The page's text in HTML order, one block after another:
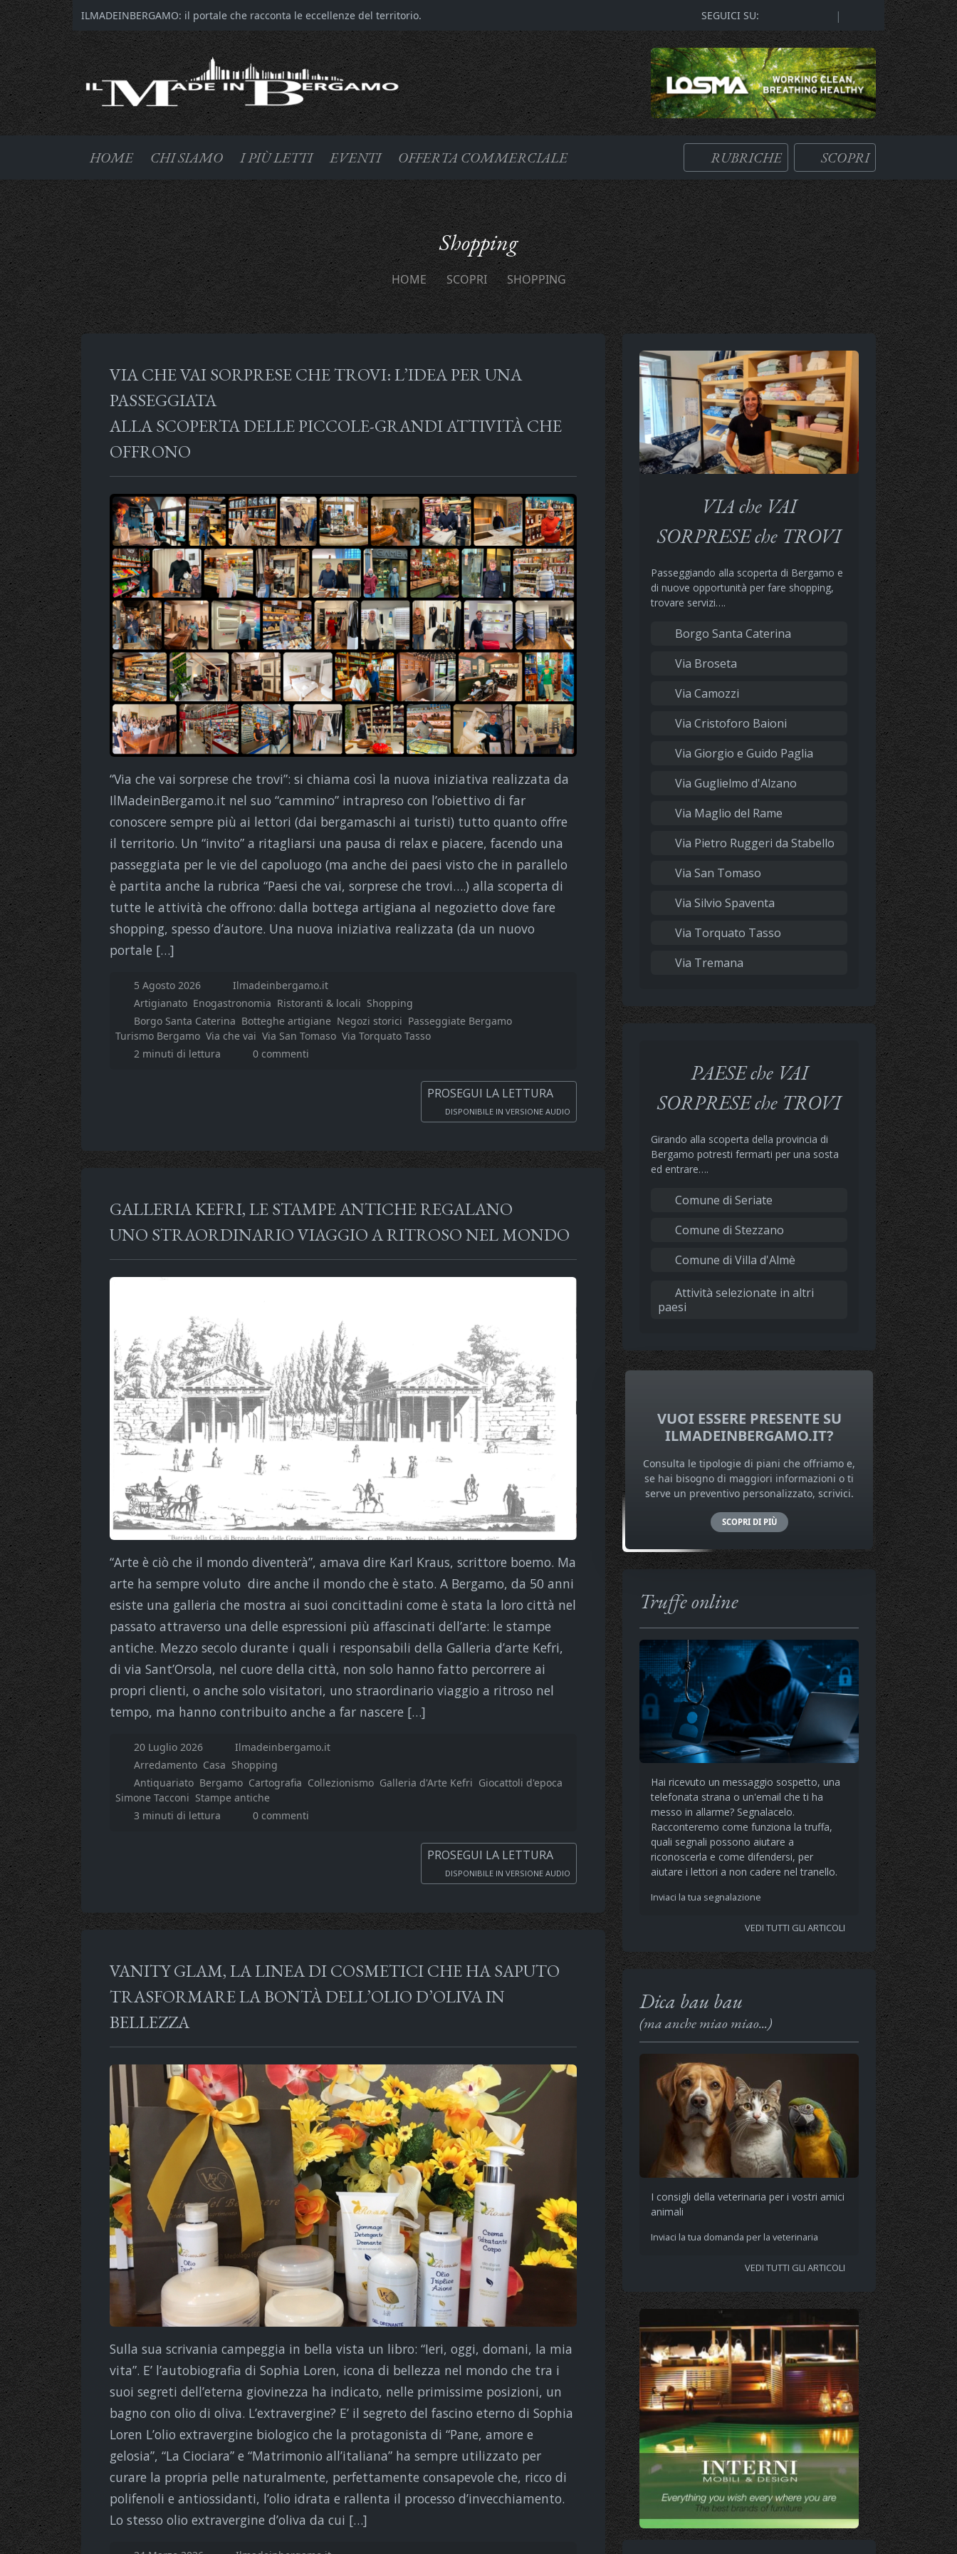
ILMADEINBERGAMO: il portale che racconta le eccellenze del territorio. SEGUICI SU: |
HOME CHI SIAMO I PIÙ LETTI EVENTI OFFERTA COMMERCIALE RUBRICHE SCOPRI
Shopping
HOME SCOPRI SHOPPING
VIA CHE VAI SORPRESE CHE TROVI: L’IDEA PER UNA
PASSEGGIATA
ALLA SCOPERTA DELLE PICCOLE-GRANDI ATTIVITÀ CHE
OFFRONO
“Via che vai sorprese che trovi”: si chiama così la nuova iniziativa realizzata da
IlMadeinBergamo.it nel suo “cammino” intrapreso con l’obiettivo di far
conoscere sempre più ai lettori (dai bergamaschi ai turisti) tutto quanto offre
il territorio. Un “invito” a ritagliarsi una pausa di relax e piacere, facendo una
passeggiata per le vie del capoluogo (ma anche dei paesi visto che in parallelo
è partita anche la rubrica “Paesi che vai, sorprese che trovi….) alla scoperta di
tutte le attività che offrono: dalla bottega artigiana al negozietto dove fare
shopping, spesso d’autore. Una nuova iniziativa realizzata (da un nuovo
portale […]
5 Agosto 2026
Ilmadeinbergamo.it
Artigianato Enogastronomia Ristoranti & locali Shopping
Borgo Santa Caterina Botteghe artigiane Negozi storici Passeggiate Bergamo
Turismo Bergamo Via che vai Via San Tomaso Via Torquato Tasso
2 minuti di lettura
0 commenti
PROSEGUI LA LETTURA
DISPONIBILE IN VERSIONE AUDIO
GALLERIA KEFRI, LE STAMPE ANTICHE REGALANO
UNO STRAORDINARIO VIAGGIO A RITROSO NEL MONDO
“Arte è ciò che il mondo diventerà”, amava dire Karl Kraus, scrittore boemo. Ma
arte ha sempre voluto dire anche il mondo che è stato. A Bergamo, da 50 anni
esiste una galleria che mostra ai suoi concittadini come è stata la loro città nel
passato attraverso una delle espressioni più affascinati dell’arte: le stampe
antiche. Mezzo secolo durante i quali i responsabili della Galleria d’arte Kefri,
di via Sant’Orsola, nel cuore della città, non solo hanno fatto percorrere ai
propri clienti, o anche solo visitatori, uno straordinario viaggio a ritroso nel
tempo, ma hanno contribuito anche a far nascere […]
20 Luglio 2026
Ilmadeinbergamo.it
Arredamento Casa Shopping
Antiquariato Bergamo Cartografia Collezionismo Galleria d'Arte Kefri Giocattoli d'epoca
Simone Tacconi Stampe antiche
3 minuti di lettura
0 commenti
PROSEGUI LA LETTURA
DISPONIBILE IN VERSIONE AUDIO
VANITY GLAM, LA LINEA DI COSMETICI CHE HA SAPUTO
TRASFORMARE LA BONTÀ DELL’OLIO D’OLIVA IN
BELLEZZA
Sulla sua scrivania campeggia in bella vista un libro: “Ieri, oggi, domani, la mia
vita”. E’ l’autobiografia di Sophia Loren, icona di bellezza nel mondo che tra i
suoi segreti dell’eterna giovinezza ha indicato, nelle primissime posizioni, un
bagno con olio di oliva. L’extravergine? E’ il segreto del fascino eterno di Sophia
Loren L’olio extravergine biologico che la protagonista di “Pane, amore e
gelosia”, “La Ciociara” e “Matrimonio all’italiana” ha sempre utilizzato per
curare la propria pelle naturalmente, perfettamente consapevole che, ricco di
polifenoli e antiossidanti, l’olio idrata e rallenta il processo d’invecchiamento.
Lo stesso olio extravergine d’oliva da cui […]
VIA che VAI
SORPRESE che TROVI
Passeggiando alla scoperta di Bergamo e
di nuove opportunità per fare shopping,
trovare servizi….
Borgo Santa Caterina
Via Broseta
Via Camozzi
Via Cristoforo Baioni
Via Giorgio e Guido Paglia
Via Guglielmo d'Alzano
Via Maglio del Rame
Via Pietro Ruggeri da Stabello
Via San Tomaso
Via Silvio Spaventa
Via Torquato Tasso
Via Tremana
PAESE che VAI
SORPRESE che TROVI
Girando alla scoperta della provincia di
Bergamo potresti fermarti per una sosta
ed entrare….
Comune di Seriate
Comune di Stezzano
Comune di Villa d'Almè
Attività selezionate in altri
paesi
VUOI ESSERE PRESENTE SU
ILMADEINBERGAMO.IT?
Consulta le tipologie di piani che offriamo e,
se hai bisogno di maggiori informazioni o ti
serve un preventivo personalizzato, scrivici.
SCOPRI DI PIÙ
Truffe online
Hai ricevuto un messaggio sospetto, una
telefonata strana o un'email che ti ha
messo in allarme? Segnalacelo.
Racconteremo come funziona la truffa,
quali segnali possono aiutare a
riconoscerla e come difendersi, per
aiutare i lettori a non cadere nel tranello.
Inviaci la tua segnalazione
VEDI TUTTI GLI ARTICOLI
Dica bau bau
(ma anche miao miao...)
I consigli della veterinaria per i vostri amici
animali
Inviaci la tua domanda per la veterinaria
VEDI TUTTI GLI ARTICOLI